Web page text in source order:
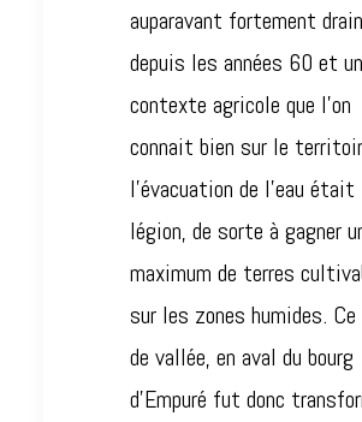
auparavant fortement
depuis les années 60 et un
contexte agricole que l’on
connait bien sur le
l’évacuation de l’eau était
légion, de sorte à gagner
maximum de terres
sur les zones humides. Ce
de vallée, en aval du bourg
d’Empuré fut donc